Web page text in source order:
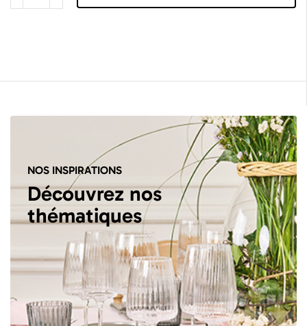
NOS INSPIRATIONS
Découvrez nos
thématiques